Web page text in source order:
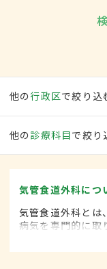
他の行政区で絞り込
他の 診療科目で絞り
気管食道外科につ
気管食道外科とは
病気を専門的に取
月の制度改正前